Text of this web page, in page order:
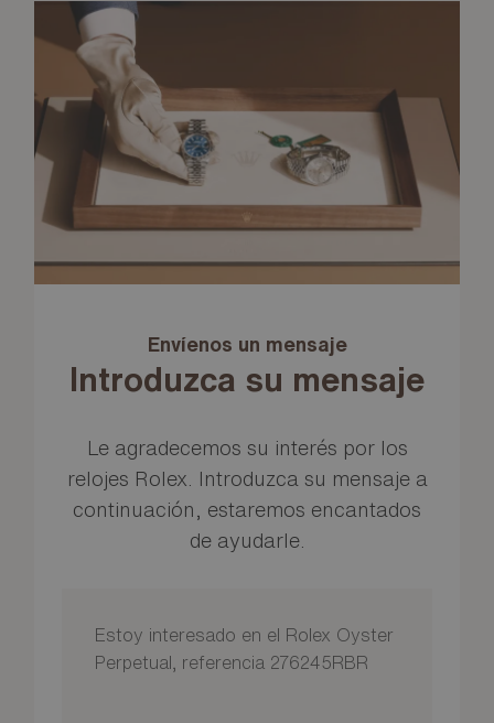
Envíenos un mensaje
Introduzca su mensaje
Le agradecemos su interés por los
relojes Rolex. Introduzca su mensaje a
continuación, estaremos encantados
de ayudarle.